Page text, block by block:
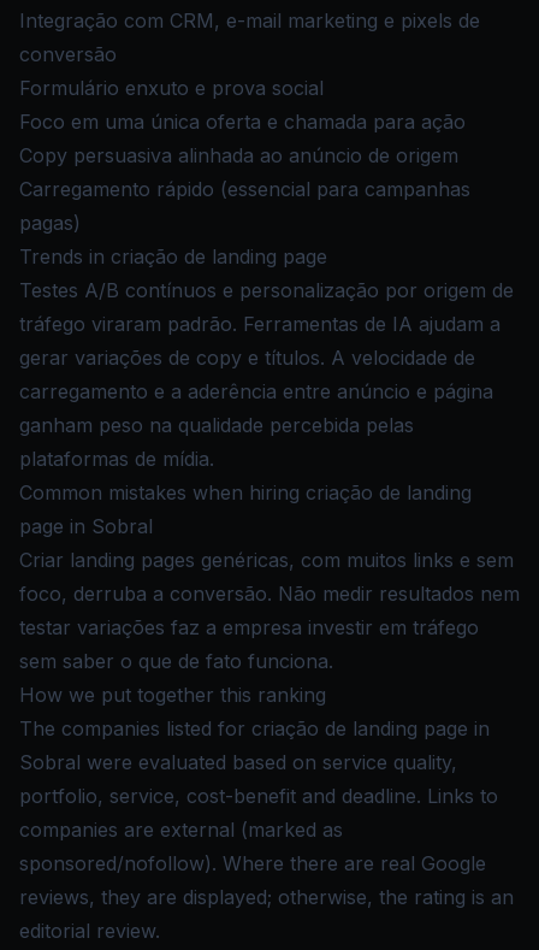
Integração com CRM, e-mail marketing e pixels de
conversão
Formulário enxuto e prova social
Foco em uma única oferta e chamada para ação
Copy persuasiva alinhada ao anúncio de origem
Carregamento rápido (essencial para campanhas
pagas)
Trends in criação de landing page
Testes A/B contínuos e personalização por origem de
tráfego viraram padrão. Ferramentas de IA ajudam a
gerar variações de copy e títulos. A velocidade de
carregamento e a aderência entre anúncio e página
ganham peso na qualidade percebida pelas
plataformas de mídia.
Common mistakes when hiring criação de landing
page in Sobral
Criar landing pages genéricas, com muitos links e sem
foco, derruba a conversão. Não medir resultados nem
testar variações faz a empresa investir em tráfego
sem saber o que de fato funciona.
How we put together this ranking
The companies listed for criação de landing page in
Sobral were evaluated based on service quality,
portfolio, service, cost-benefit and deadline. Links to
companies are external (marked as
sponsored/nofollow). Where there are real Google
reviews, they are displayed; otherwise, the rating is an
editorial review.